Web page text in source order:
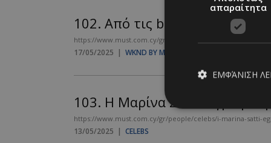
102. Από τις bloggers στα AI
https://www.must.com.cy/gr/wknd-by-must/apo-tis-
17/05/2025 | WKND BY MUST
103. Η Μαρίνα Σάττι έγραψε
https://www.must.com.cy/gr/people/celebs/i-marina-satti-
13/05/2025 | CELEBS
απαραίτητα
ΕΜΦΆΝΙΣΗ